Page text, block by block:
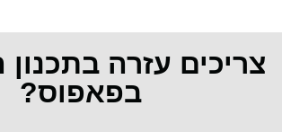
צריכים עזרה
בפאפוס?